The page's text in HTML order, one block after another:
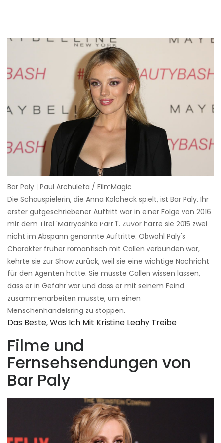
Bar Paly | Paul Archuleta / FilmMagic
Die Schauspielerin, die Anna Kolcheck spielt, ist Bar Paly. Ihr
erster gutgeschriebener Auftritt war in einer Folge von 2016
mit dem Titel 'Matryoshka Part 1'. Zuvor hatte sie 2015 zwei
nicht im Abspann genannte Auftritte. Obwohl Paly's
Charakter früher romantisch mit Callen verbunden war,
kehrte sie zur Show zurück, weil sie eine wichtige Nachricht
für den Agenten hatte. Sie musste Callen wissen lassen,
dass er in Gefahr war und dass er mit seinem Feind
zusammenarbeiten musste, um einen
Menschenhandelsring zu stoppen.
Das Beste, Was Ich Mit Kristine Leahy Treibe
Filme und
Fernsehsendungen von
Bar Paly